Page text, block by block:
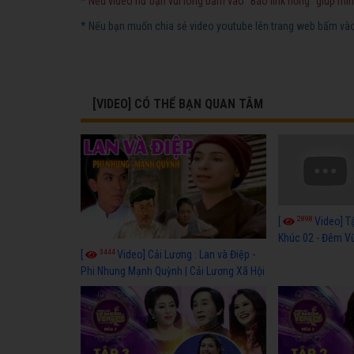
* Nếu bạn muốn chia sẻ video youtube lên trang web bấm
[VIDEO] CÓ THỂ BẠN QUAN TÂM
3444Video] Cải Lương : Lan và Điệp -
Phi Nhung Mạnh Quỳnh | Cải Lương Xã Hội
Hài Hước Mới Hay
2898 Video]
Khúc 02 - Đêm